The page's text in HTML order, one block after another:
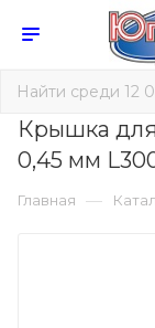
Крышка для
0,45 мм
Главная —